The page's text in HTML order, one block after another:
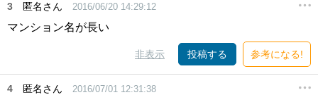
3 匿名さん 2016/06/20 14:29:12
マンション名が長い
非表示 投稿する 参考になる!
4 匿名さん 2016/07/01 12:31:38